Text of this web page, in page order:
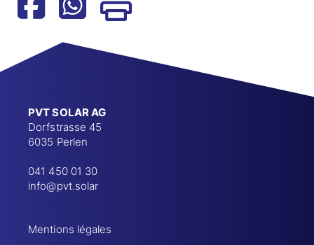
PVT SOLAR AG
Dorfstrasse 45
6035 Perlen
041 450 01 30
info@pvt.solar
Mentions légales